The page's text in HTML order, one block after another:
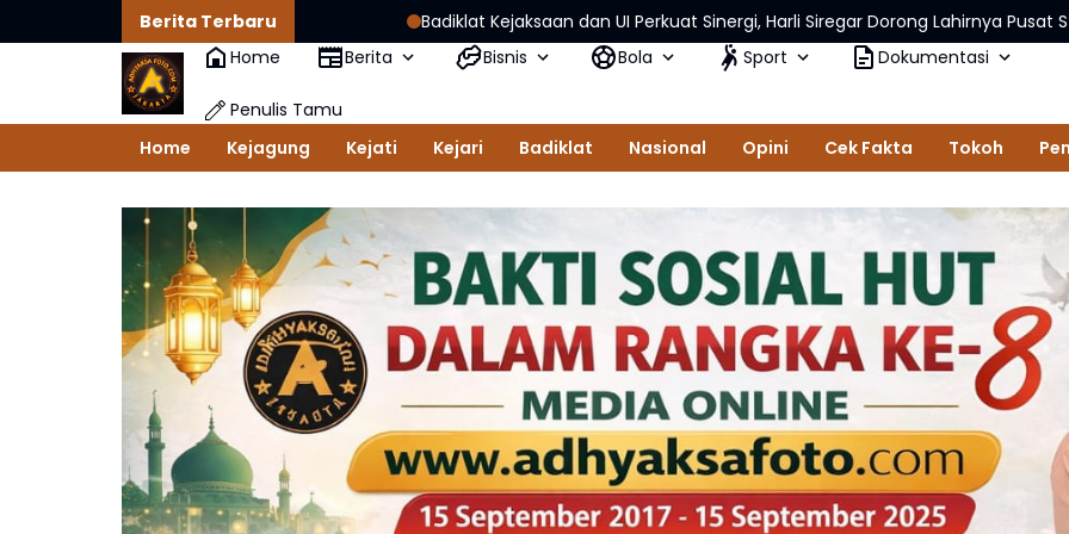
Berita Terbaru Badiklat Kejaksaan dan UI Perkuat Sinergi, Harli Siregar Dorong Lahirnya Pusat Studi Kajian
Home
Berita Bisnis Bola Sport Dokumentasi
Penulis Tamu
Home
Kejagung Kejati Kejari Badiklat Nasional Opini Cek Fakta Tokoh